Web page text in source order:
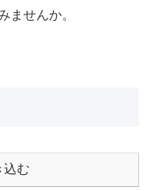
ませんか。
込む